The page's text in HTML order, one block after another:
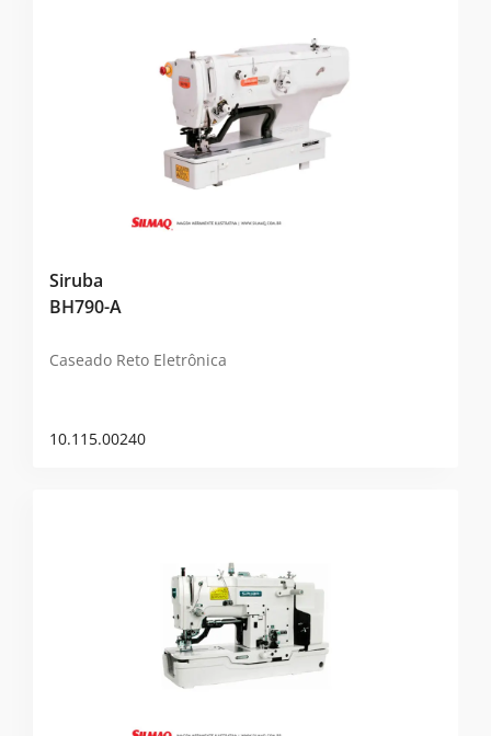
Siruba
BH790-A
Caseado Reto Eletrônica
10.115.00240